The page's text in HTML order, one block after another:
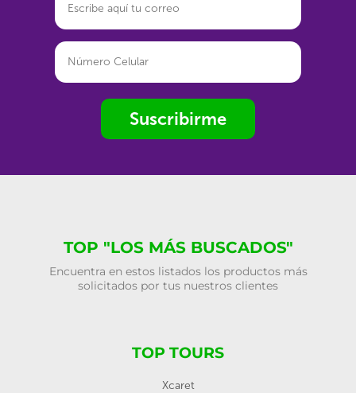
Suscribirme
TOP "LOS MÁS BUSCADOS"
Encuentra en estos listados los productos más
solicitados por tus nuestros clientes
TOP TOURS
Xcaret